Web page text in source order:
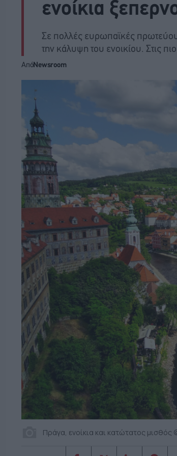
ενοίκια
Σε πολλές ευρωπαϊκές
την κάλυψη του ενοικίου. Στις
ΑπόNewsroom
Πράγα, ενοίκια και κατώτατος μισθός